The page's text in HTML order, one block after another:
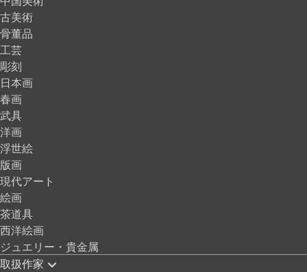
古美術
骨董品
工芸
彫刻
日本画
春画
武具
洋画
浮世絵
版画
現代アート
絵画
茶道具
西洋絵画
ジュエリー・貴金属
取扱作家